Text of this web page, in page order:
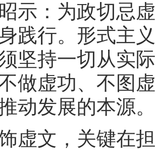
示：为政切忌
践行。形式主
坚持一切从实
做虚功、不图
动发展的本源。
文，关键在担